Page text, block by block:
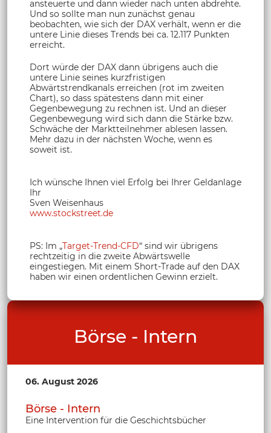
ansteuerte und dann wieder nach unten abdrehte.
Und so sollte man nun zunächst genau
beobachten, wie sich der DAX verhält, wenn er die
untere Linie dieses Trends bei ca. 12.117 Punkten
erreicht.
Dort würde der DAX dann übrigens auch die
untere Linie seines kurzfristigen
Abwärtstrendkanals erreichen (rot im zweiten
Chart), so dass spätestens dann mit einer
Gegenbewegung zu rechnen ist. Und an dieser
Gegenbewegung wird sich dann die Stärke bzw.
Schwäche der Marktteilnehmer ablesen lassen.
Mehr dazu in der nächsten Woche, wenn es
soweit ist.
Ich wünsche Ihnen viel Erfolg bei Ihrer Geldanlage
Ihr
Sven Weisenhaus
www.stockstreet.de
PS: Im „Target-Trend-CFD“ sind wir übrigens
rechtzeitig in die zweite Abwärtswelle
eingestiegen. Mit einem Short-Trade auf den DAX
haben wir einen ordentlichen Gewinn erzielt.
Börse - Intern
06. August 2026
Börse - Intern
Eine Intervention für die Geschichtsbücher